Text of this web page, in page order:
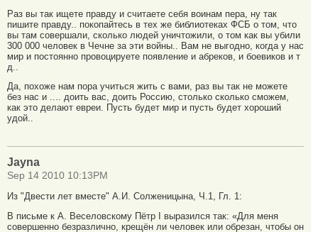
Раз вы так ищете правду и считаете себя воинам пера, ну так
пишите правду.. покопайтесь в тех же библиотеках ФСБ о том, что
вы там совершали, сколько людей уничтожили, о том как вы убили
300 000 человек в Чечне за эти войны.. Вам не выгодно, когда у нас
мир и постоянно провоцируете появление и абреков, и боевиков и т
д..
Да, похоже нам пора учиться жить с вами, раз вы так не можете
без нас и .... доить вас, доить Россию, столько сколько сможем,
как это делают евреи. Пусть будет мир и пусть будет хороший
удой..
Jayna
Sep 14 2010 10:13PM
Из "Двести лет вместе" А.И. Солженицына, Ч.1, Гл. 1:
В письме к А. Веселовскому Пётр I выразился так: «Для меня
совершенно безразлично, крещён ли человек или обрезан, чтобы он